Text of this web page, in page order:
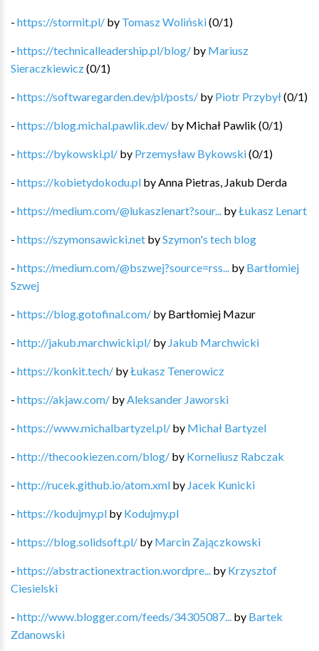
- https://stormit.pl/ by Tomasz Woliński(0/1)
- https://technicalleadership.pl/blog/ by Mariusz
Sieraczkiewicz(0/1)
- https://softwaregarden.dev/pl/posts/ by Piotr Przybył(0/1)
- https://blog.michal.pawlik.dev/ by Michał Pawlik (0/1)
- https://bykowski.pl/ by Przemysław Bykowski(0/1)
- https://kobietydokodu.pl by Anna Pietras, Jakub Derda
- https://medium.com/@lukaszlenart?sour... byŁukasz Lenart
- https://szymonsawicki.net bySzymon's tech blog
- https://medium.com/@bszwej?source=rss... by Bartłomiej
Szwej
- https://blog.gotofinal.com/ by Bartłomiej Mazur
- http://jakub.marchwicki.pl/ by Jakub Marchwicki
- https://konkit.tech/ byŁukasz Tenerowicz
- https://akjaw.com/ by Aleksander Jaworski
- https://www.michalbartyzel.pl/ by Michał Bartyzel
- http://thecookiezen.com/blog/ by Korneliusz Rabczak
- http://rucek.github.io/atom.xml by Jacek Kunicki
- https://kodujmy.pl by Kodujmy.pl
- https://blog.solidsoft.pl/ by Marcin Zajączkowski
- https://abstractionextraction.wordpre... by Krzysztof
Ciesielski
- http://www.blogger.com/feeds/34305087... by Bartek
Zdanowski